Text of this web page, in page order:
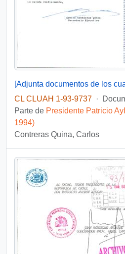
CL CLUAH 1-93-9737 ·
Parte de Presidente Patricio
1994)
Contreras Quina, Carlos